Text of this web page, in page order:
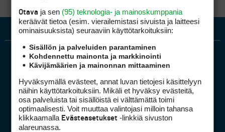
Golfpiste mediakortti
Otava ja sen (95) teknologia- ja mainoskumppania
keräävät tietoa (esim. vierailemis­tasi sivuista ja laitteesi
ominaisuuk­sista) seuraaviin käyttötarkoituksiin:
Sisällön ja palveluiden parantaminen
Kohdennettu mainonta ja markkinointi
Kävijämäärien ja mainonnan mittaaminen
Hyväksymällä evästeet, annat luvan tietojesi käsittelyyn
näihin käyttötarkoituksiin. Mikäli et hyväksy evästeitä,
osa palveluista tai sisällöistä ei välttämättä toimi
optimaalisesti. Voit muuttaa valintojasi milloin tahansa
klikkaamalla Evästeasetukset -linkkiä sivuston
alareunassa.